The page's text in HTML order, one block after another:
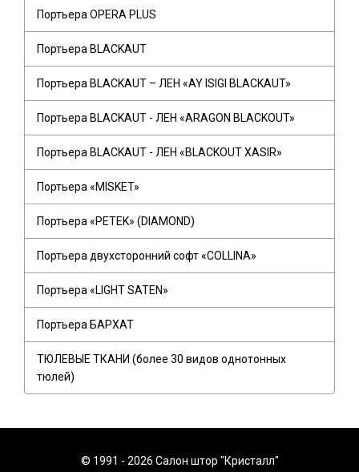
Портьера OPERA PLUS
Портьера BLACKAUT
Портьера BLACKAUT – ЛЕН «AY ISIGI BLACKAUT»
Портьера BLACKAUT - ЛЕН «ARAGON BLACKOUT»
Портьера BLACKAUT - ЛЕН «BLACKOUT XASIR»
Портьера «MISKET»
Портьера «PETEK» (DIAMOND)
Портьера двухсторонний софт «COLLINA»
Портьера «LIGHT SATEN»
Портьера БАРХАТ
ТЮЛЕВЫЕ ТКАНИ (более 30 видов однотонных
тюлей)
© 1991 - 2026 Салон штор "Кристалл"